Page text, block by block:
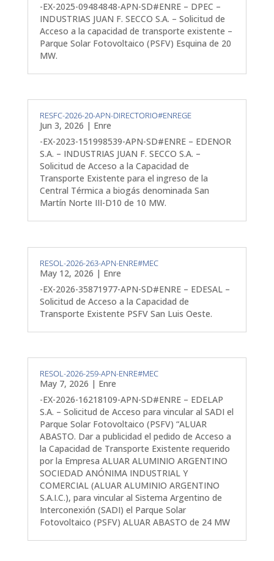
-EX-2025-09484848-APN-SD#ENRE – DPEC –
INDUSTRIAS JUAN F. SECCO S.A. – Solicitud de
Acceso a la capacidad de transporte existente –
Parque Solar Fotovoltaico (PSFV) Esquina de 20
MW.
RESFC-2026-20-APN-DIRECTORIO#ENREGE
Jun 3, 2026 | Enre
-EX-2023-151998539-APN-SD#ENRE – EDENOR
S.A. – INDUSTRIAS JUAN F. SECCO S.A. –
Solicitud de Acceso a la Capacidad de
Transporte Existente para el ingreso de la
Central Térmica a biogás denominada San
Martín Norte III-D10 de 10 MW.
RESOL-2026-263-APN-ENRE#MEC
May 12, 2026 | Enre
-EX-2026-35871977-APN-SD#ENRE – EDESAL –
Solicitud de Acceso a la Capacidad de
Transporte Existente PSFV San Luis Oeste.
RESOL-2026-259-APN-ENRE#MEC
May 7, 2026 | Enre
-EX-2026-16218109-APN-SD#ENRE – EDELAP
S.A. – Solicitud de Acceso para vincular al SADI el
Parque Solar Fotovoltaico (PSFV) “ALUAR
ABASTO. Dar a publicidad el pedido de Acceso a
la Capacidad de Transporte Existente requerido
por la Empresa ALUAR ALUMINIO ARGENTINO
SOCIEDAD ANÓNIMA INDUSTRIAL Y
COMERCIAL (ALUAR ALUMINIO ARGENTINO
S.A.I.C.), para vincular al Sistema Argentino de
Interconexión (SADI) el Parque Solar
Fotovoltaico (PSFV) ALUAR ABASTO de 24 MW